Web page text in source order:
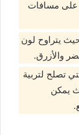
على مسافات
يتراوح لون
والأزرق.
تصلح لتربية
يمكن